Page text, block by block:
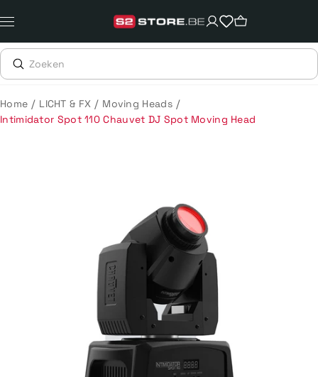
naar
content
Home / LICHT & FX / Moving Heads /
Intimidator Spot 110 Chauvet DJ Spot Moving Head